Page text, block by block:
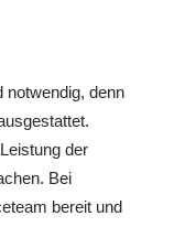
notwendig, denn
der
Bei
bereit und